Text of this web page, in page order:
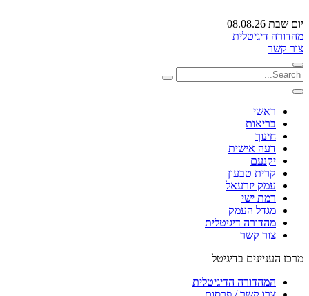
יום שבת 08.08.26
מהדורה דיגיטלית
צור קשר
ראשי
בריאות
חינוך
דעה אישית
יקנעם
קרית טבעון
עמק יזרעאל
רמת ישי
מגדל העמק
מהדורה דיגיטלית
צור קשר
מרכז העניינים בדיגיטל
המהדורה הדיגיטלית